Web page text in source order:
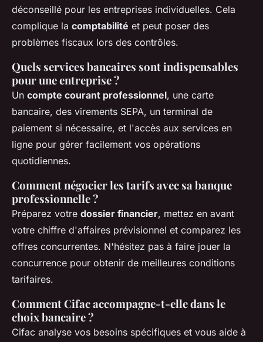
déconseillé pour les entreprises individuelles. Cela
complique la comptabilité et peut poser des
problèmes fiscaux lors des contrôles.
Quels services bancaires sont indispensables
pour une entreprise ?
Un compte courant professionnel, une carte
bancaire, des virements SEPA, un terminal de
paiement si nécessaire, et l'accès aux services en
ligne pour gérer facilement vos opérations
quotidiennes.
Comment négocier les tarifs avec sa banque
professionnelle ?
Préparez votre dossier financier, mettez en avant
votre chiffre d'affaires prévisionnel et comparez les
offres concurrentes. N'hésitez pas à faire jouer la
concurrence pour obtenir de meilleures conditions
tarifaires.
Comment Cifac accompagne-t-elle dans le
choix bancaire ?
Cifac analyse vos besoins spécifiques et vous aide à